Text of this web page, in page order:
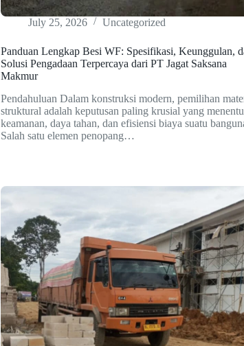
July 25, 2026 Uncategorized
Panduan Lengkap Besi WF: Spesifikasi, Keunggulan,
Solusi Pengadaan Terpercaya dari PT Jagat Saksana
Makmur
Pendahuluan Dalam konstruksi modern, pemilihan
struktural adalah keputusan paling krusial yang
keamanan, daya tahan, dan efisiensi biaya suatu
Salah satu elemen penopang…